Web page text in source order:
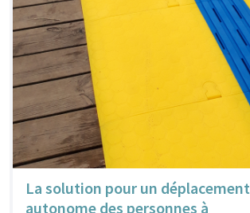
La solution pour un déplacement
autonome des personnes à